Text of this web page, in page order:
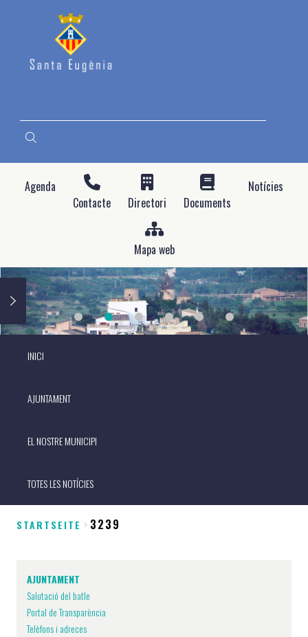
Agenda
Contacte
Directori Documents
Notícies
Mapa web
INICI
AJUNTAMENT
EL NOSTRE MUNICIPI
TOTES LES NOTÍCIES
STARTSEITE 3239
AJUNTAMENT
Salutació del batle
Portal de Transparència
Telèfons i adreces